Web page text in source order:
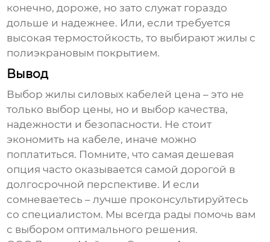
конечно, дороже, но зато служат гораздо
дольше и надежнее. Или, если требуется
высокая термостойкость, то выбирают жилы с
полиэкрановым покрытием.
Вывод
Выборжилы силовых кабелей цена – это не
только выбор цены, но и выбор качества,
надежности и безопасности. Не стоит
экономить на кабеле, иначе можно
поплатиться. Помните, что самая дешевая
опция часто оказывается самой дорогой в
долгосрочной перспективе. И если
сомневаетесь – лучше проконсультируйтесь
со специалистом. Мы всегда рады помочь вам
с выбором оптимального решения.